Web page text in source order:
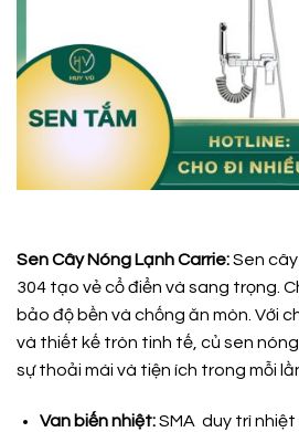
Sen Cây Nóng Lạnh Carrie:Sen
304 tạo vẻ cổ điển và sang trọng.
bảo độ bền và chống ăn mòn. Với
và thiết kế tròn tinh tế, củ sen
sự thoải mái và tiện ích trong mỗi
Van biến nhiệt:SMA duy trì nhiệt